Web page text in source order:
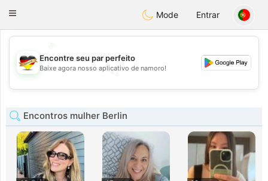
DeutschDating
Toggle
Mode Entrar
💕
💕
Encontre seu par perfeito
Baixe agora nosso aplicativo de namoro!
Encontros mulher Berlin